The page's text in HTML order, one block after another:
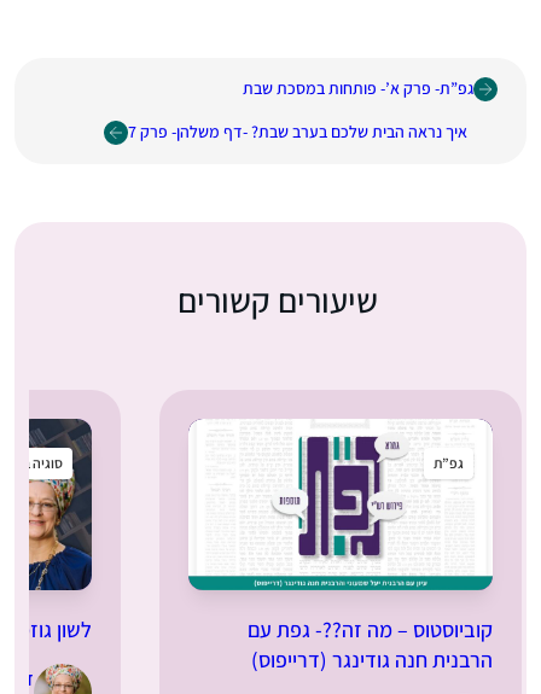
גפ”ת- פרק א’- פותחות במסכת שבת
איך נראה הבית שלכם בערב שבת? -דף משלהן- פרק 7
שיעורים קשורים
גפ”ת
קוביוסטוס – מה זה??- גפת עם
הרבנית חנה גודינגר (דרייפוס)
סוגיה
לשון גוזמה
ד”ר